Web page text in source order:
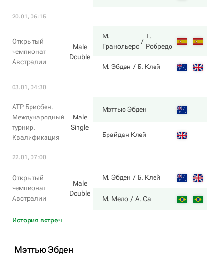
20.01, 06:15
Открытый
чемпионат
Австралии
Male
Double
М.
Гранольерс
Т.
Робредо
М. Эбден Б. Клей
03.01, 04:30
ATP Брисбен.
Международный
турнир.
Квалификация
Male
Single
Мэттью Эбден
Брайдан Клей
22.01, 07:00
Открытый
чемпионат
Австралии
Male
Double
М. Эбден Б. Клей
М. Мело А. Са
История встреч
Мэттью Эбден